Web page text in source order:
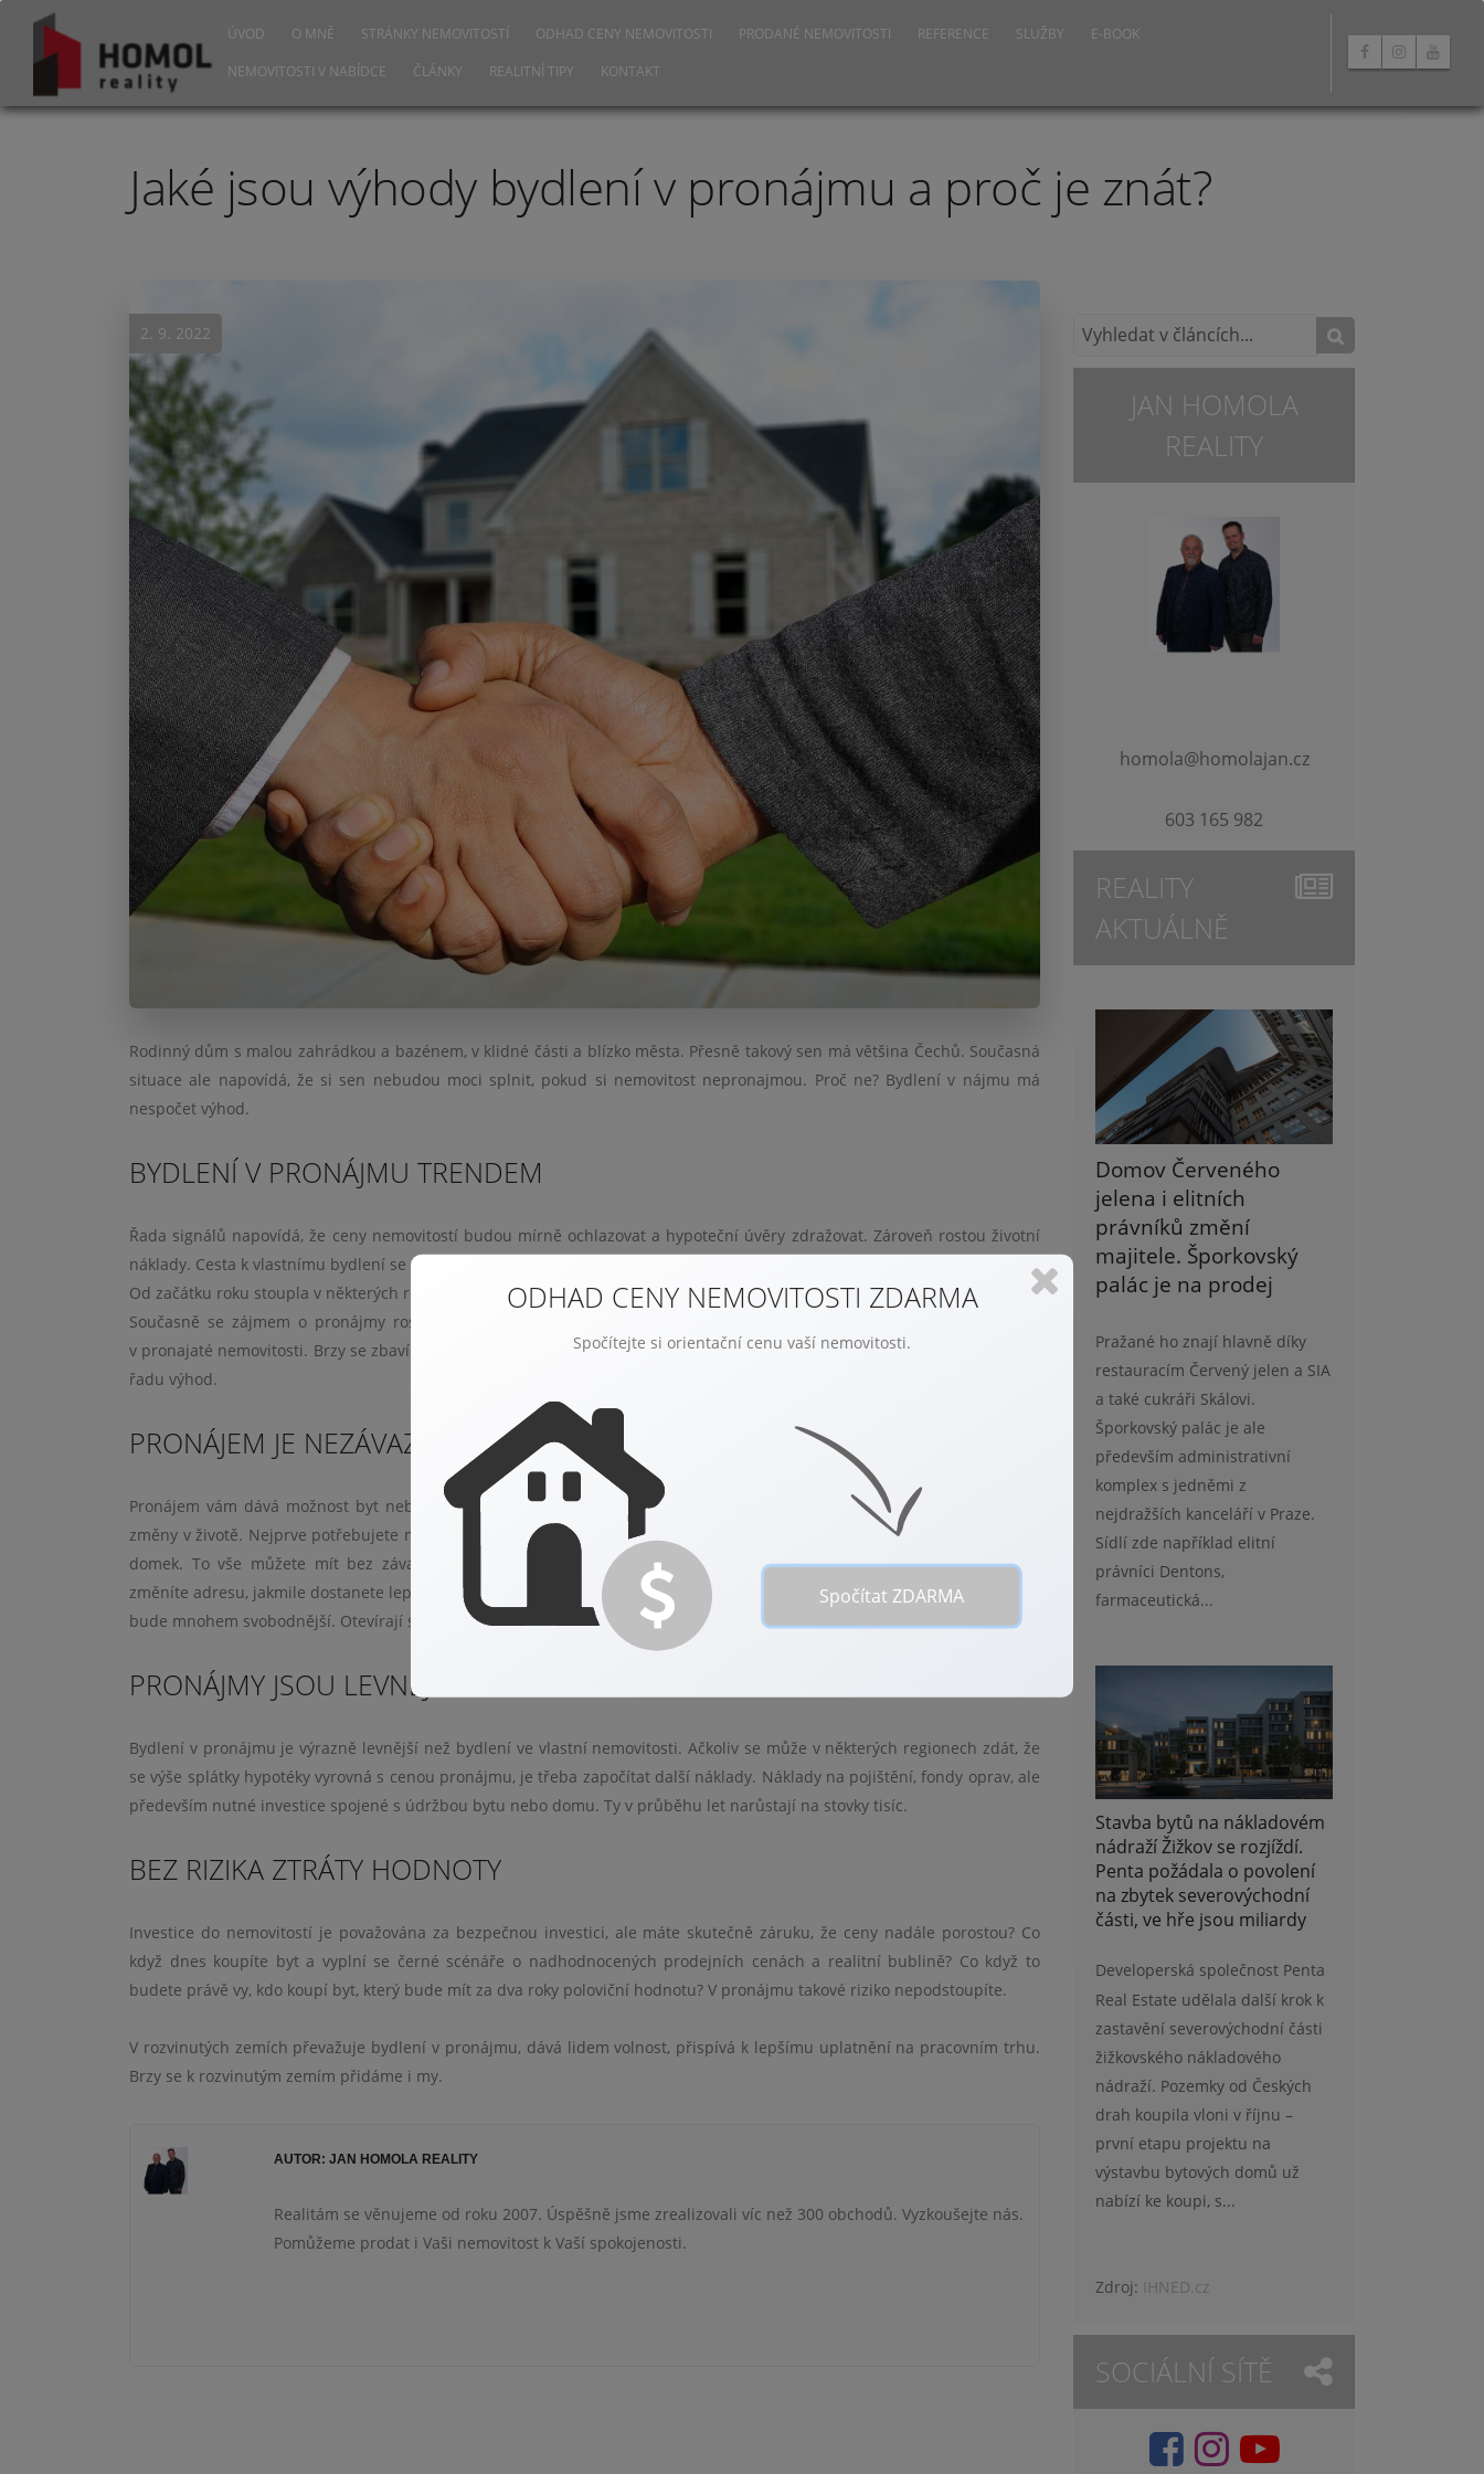
ÚVOD O MNĚ STRÁNKY NEMOVITOSTÍ ODHAD CENY NEMOVITOSTI PRODANÉ NEMOVITOSTI REFERENCE SLUŽBY
E-BOOK
NEMOVITOSTI V NABÍDCE
ČLÁNKY REALITNÍ TIPY KONTAKT
Jaké jsou výhody bydlení v pronájmu a proč je znát?
2. 9. 2022
Rodinný dům s malou zahrádkou a bazénem, v klidné části a blízko města. Přesně takový sen má většina Čechů. Současná
situace ale napovídá, že si sen nebudou moci splnit, pokud si nemovitost nepronajmou. Proč ne? Bydlení v nájmu má
nespočet výhod.
BYDLENÍ V PRONÁJMU TRENDEM
Řada signálů napovídá, že ceny nemovitostí budou mírně ochlazovat a hypoteční úvěry zdražovat. Zároveň rostou životní
náklady. Cesta k vlastnímu bydlení se uzavírá stále většímu počtu lidí a ti poptávku obracejí k nemovitostem k pronájmu.
Od začátku roku stoupla v některých regionech poptávka po pronájmu až dvojnásobně.
Současně se zájmem o pronájmy roste cena. Je zřejmé, že bude ve společnosti přibývat těch, kteří dlouhodobě bydlí
v pronajaté nemovitosti. Brzy se zbavíme předsudků, že nájem je dočasné a nevyhovující řešení. Bydlení v nájmu má celou
řadu výhod.
PRONÁJEM JE NEZÁVAZNÝ
Pronájem vám dává možnost byt nebo dům relativně brzy opustit a uzavřít nájemní smlouvu jinde. To přesně kopíruje
změny v životě. Nejprve potřebujete malý byt, pro rodinu se hodí velký dům a v důchodovém věku uvítáte menší přízemní
domek. To vše můžete mít bez závazků. Snadno se přestěhujete, když vám nebudou vyhovovat sousedé, jednoduše
změníte adresu, jakmile dostanete lepší pracovní nabídku. Nebudete vázáni povinností zůstávat na jednom místě, váš život
bude mnohem svobodnější. Otevírají se vám větší možnosti cestování jak v osobním životě tak při cestování za prací.
PRONÁJMY JSOU LEVNĚJŠÍ
Bydlení v pronájmu je výrazně levnější než bydlení ve vlastní nemovitosti. Ačkoliv se může v některých regionech zdát, že
se výše splátky hypotéky vyrovná s cenou pronájmu, je třeba započítat další náklady. Náklady na pojištění, fondy oprav, ale
především nutné investice spojené s údržbou bytu nebo domu. Ty v průběhu let narůstají na stovky tisíc.
BEZ RIZIKA ZTRÁTY HODNOTY
Investice do nemovitostí je považována za bezpečnou investici, ale máte skutečně záruku, že ceny nadále porostou? Co
když dnes koupíte byt a vyplní se černé scénáře o nadhodnocených prodejních cenách a realitní bublině? Co když to
budete právě vy, kdo koupí byt, který bude mít za dva roky poloviční hodnotu? V pronájmu takové riziko nepodstoupíte.
V rozvinutých zemích převažuje bydlení v pronájmu, dává lidem volnost, přispívá k lepšímu uplatnění na pracovním trhu.
Brzy se k rozvinutým zemím přidáme i my.
AUTOR: JAN HOMOLA REALITY
Realitám se věnujeme od roku 2007. Úspěšně jsme zrealizovali víc než 300 obchodů. Vyzkoušejte nás.
Pomůžeme prodat i Vaši nemovitost k Vaší spokojenosti.
JAN HOMOLA
REALITY
homola@homolajan.cz
603 165 982
REALITY
AKTUÁLNĚ
Domov Červeného
jelena i elitních
právníků změní
majitele. Šporkovský
palác je na prodej
Pražané ho znají hlavně díky
restauracím Červený jelen a SIA
a také cukráři Skálovi.
Šporkovský palác je ale
především administrativní
komplex s jedněmi z
nejdražších kanceláří v Praze.
Sídlí zde například elitní
právníci Dentons,
farmaceutická...
Stavba bytů na nákladovém
nádraží Žižkov se rozjíždí.
Penta požádala o povolení
na zbytek severovýchodní
části, ve hře jsou miliardy
Developerská společnost Penta
Real Estate udělala další krok k
zastavění severovýchodní části
žižkovského nákladového
nádraží. Pozemky od Českých
drah koupila vloni v říjnu –
první etapu projektu na
výstavbu bytových domů už
nabízí ke koupi, s...
Zdroj: IHNED.cz
SOCIÁLNÍ SÍTĚ
ODHAD CENY NEMOVITOSTI ZDARMA
Spočítejte si orientační cenu vaší nemovitosti.
Spočítat ZDARMA